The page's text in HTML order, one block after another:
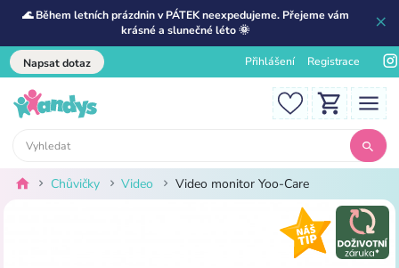
🌊 Během letních prázdnin v PÁTEK neexpedujeme. Přejeme vám
krásné a slunečné léto 🌞
Napsat dotaz Přihlášení Registrace
Chůvičky Video Video monitor Yoo-Care